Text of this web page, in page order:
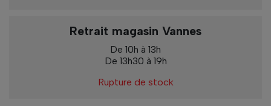
Retrait magasin Vannes
De 10h à 13h
De 13h30 à 19h
Rupture de stock